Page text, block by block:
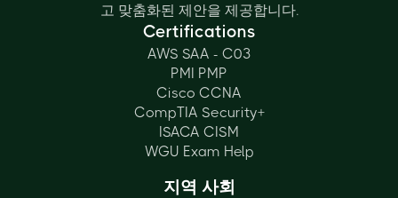
고 맞춤화된 제안을 제공합니다.
Certifications
AWS SAA - C03
PMI PMP
Cisco CCNA
CompTIA Security+
ISACA CISM
WGU Exam Help
지역 사회